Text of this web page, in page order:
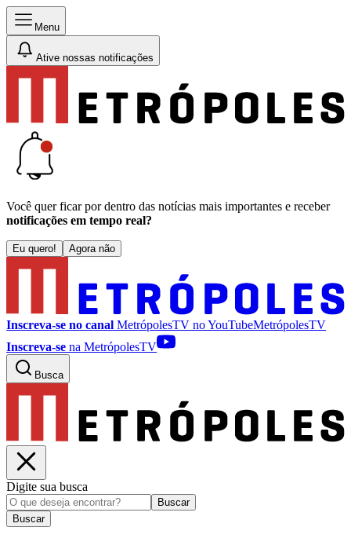
Menu
Ative nossas notificações
Você quer ficar por dentro das notícias mais importantes e receber
notificações em tempo real?
Eu quero! Agora não
Inscreva-se no canal MetrópolesTV noYouTubeMetrópolesTV
Inscreva-se na MetrópolesTV
Busca
Digite sua busca
Buscar
Buscar